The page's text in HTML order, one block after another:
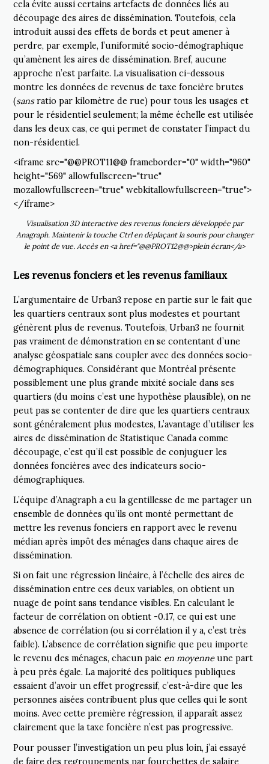
cela évite aussi certains artefacts de données liés au
découpage des aires de dissémination. Toutefois, cela
introduit aussi des effets de bords et peut amener à
perdre, par exemple, l’uniformité socio-démographique
qu’amènent les aires de dissémination. Bref, aucune
approche n’est parfaite. La visualisation ci-dessous
montre les données de revenus de taxe foncière brutes
(sansratio par kilomètre de rue) pour tous les usages et
pour le résidentiel seulement; la même échelle est utilisée
dans les deux cas, ce qui permet de constater l’impact du
non-résidentiel.
<iframe src="@@PROT11@@ frameborder="0" width="960"
height="569" allowfullscreen="true"
mozallowfullscreen="true" webkitallowfullscreen="true">
</iframe>
Visualisation 3D interactive des revenus fonciers développée par
Anagraph. Maintenir la touche Ctrlen déplaçant la souris pour changer
le point de vue. Accès en <a href="@@PROT12@@>plein écran</a>
Les revenus fonciers et les revenus familiaux
L’argumentaire de Urban3 repose en partie sur le fait que
les quartiers centraux sont plus modestes et pourtant
génèrent plus de revenus. Toutefois, Urban3 ne fournit
pas vraiment de démonstration en se contentant d’une
analyse géospatiale sans coupler avec des données socio-
démographiques. Considérant que Montréal présente
possiblement une plus grande mixité sociale dans ses
quartiers (du moins c’est une hypothèse plausible), on ne
peut pas se contenter de dire que les quartiers centraux
sont généralement plus modestes, L’avantage d’utiliser les
aires de dissémination de Statistique Canada comme
découpage, c’est qu’il est possible de conjuguer les
données foncières avec des indicateurs socio-
démographiques.
L’équipe d’Anagraph a eu la gentillesse de me partager un
ensemble de données qu’ils ont monté permettant de
mettre les revenus fonciers en rapport avec le revenu
médian après impôt des ménages dans chaque aires de
dissémination.
Si on fait une régression linéaire, à l’échelle des aires de
dissémination entre ces deux variables, on obtient un
nuage de point sans tendance visibles. En calculant le
facteur de corrélation on obtient -0.17, ce qui est une
absence de corrélation (ou si corrélation il y a, c’est très
faible). L’absence de corrélation signifie que peu importe
le revenu des ménages, chacun paie en moyenneune part
à peu près égale. La majorité des politiques publiques
essaient d’avoir un effet progressif, c’est-à-dire que les
personnes aisées contribuent plus que celles qui le sont
moins. Avec cette première régression, il apparaît assez
clairement que la taxe foncière n’est pas progressive.
Pour pousser l’investigation un peu plus loin, j’ai essayé
de faire des regroupements par fourchettes de salaire